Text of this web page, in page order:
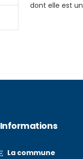
dont elle est
Informations
La commune